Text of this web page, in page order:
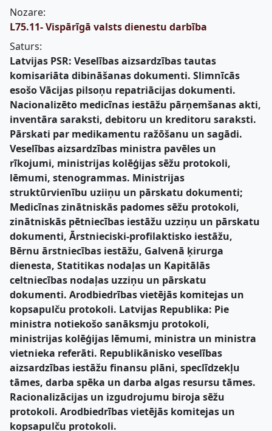
Nozare:
L75.11- Vispārīgā valsts dienestu darbība
Saturs:
Latvijas PSR: Veselības aizsardzības tautas
komisariāta dibināšanas dokumenti. Slimnīcās
esošo Vācijas pilsoņu repatriācijas dokumenti.
Nacionalizēto medicīnas iestāžu pārņemšanas akti,
inventāra saraksti, debitoru un kreditoru saraksti.
Pārskati par medikamentu ražōšanu un sagādi.
Veselības aizsardzības ministra pavēles un
rīkojumi, ministrijas kolēģijas sēžu protokoli,
lēmumi, stenogrammas. Ministrijas
struktūrvienību uziiņu un pārskatu dokumenti;
Medicīnas zinātniskās padomes sēžu protokoli,
zinātniskās pētniecības iestāžu uzziņu un pārskatu
dokumenti, Ārstnieciski-profilaktisko iestāžu,
Bērnu ārstniecības iestāžu, Galvenā ķirurga
dienesta, Statitikas nodaļas un Kapitālās
celtniecības nodaļas uzziņu un pārskatu
dokumenti. Arodbiedrības vietējās komitejas un
kopsapulču protokoli. Latvijas Republika: Pie
ministra notiekošo sanāksmju protokoli,
ministrijas kolēģijas lēmumi, ministra un ministra
vietnieka referāti. Republikānisko veselības
aizsardzības iestāžu finansu plāni, speclīdzekļu
tāmes, darba spēka un darba algas resursu tāmes.
Racionalizācijas un izgudrojumu biroja sēžu
protokoli. Arodbiedrības vietējās komitejas un
kopsapulču protokoli.